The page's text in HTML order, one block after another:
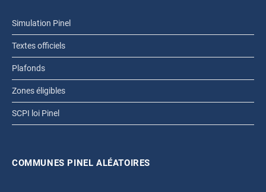
Simulation Pinel
Textes officiels
Plafonds
Zones éligibles
SCPI loi Pinel
COMMUNES PINEL ALÉATOIRES